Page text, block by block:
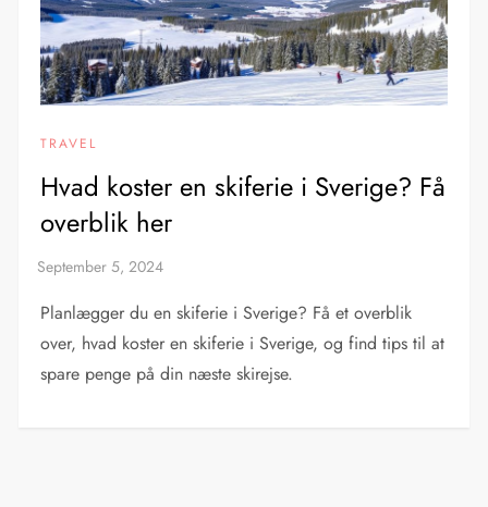
TRAVEL
Hvad koster en skiferie i Sverige? Få
overblik her
Planlægger du en skiferie i Sverige? Få et overblik
over, hvad koster en skiferie i Sverige, og find tips til at
spare penge på din næste skirejse.